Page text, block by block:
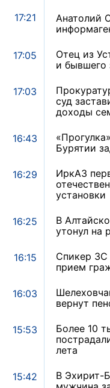
17:21
Анатолий
17:05
Отец из
и бывшего
17:03
суд
доходы
16:43
Бурятии
16:29
ИркАЗ
установки
16:25
В
утонул на
16:15
Спикер ЗС
прием
16:03
вернут
15:53
Более 10
лета
15:42
В Эхирит-